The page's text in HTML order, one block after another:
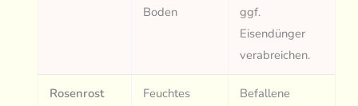
Boden
ggf.
Eisendünger
verabreichen.
Rosenrost
Feuchtes
Befallene